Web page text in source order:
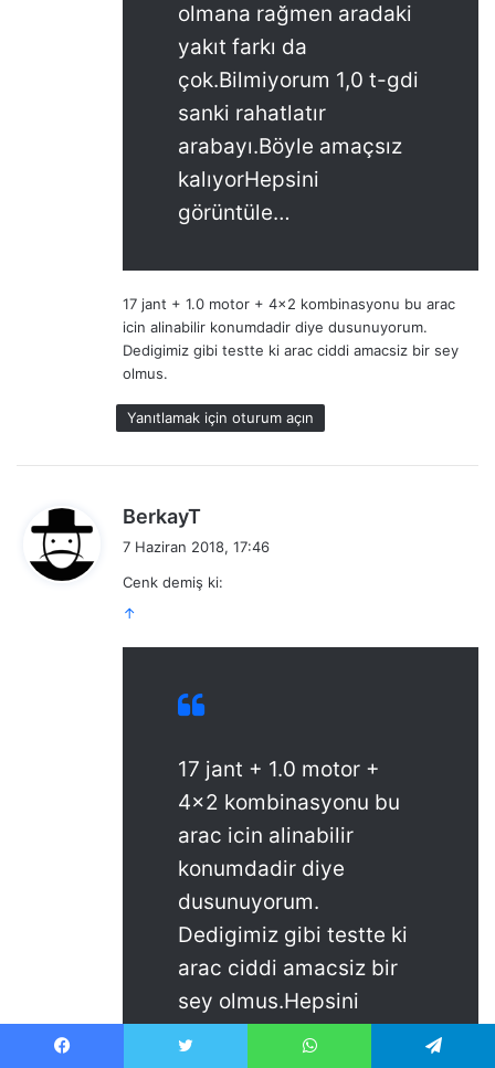
olmana rağmen aradaki
yakıt farkı da
çok.Bilmiyorum 1,0 t-gdi
sanki rahatlatır
arabayı.Böyle amaçsız
kalıyorHepsini
görüntüle…
17 jant + 1.0 motor + 4×2 kombinasyonu bu arac
icin alinabilir konumdadir diye dusunuyorum.
Dedigimiz gibi testte ki arac ciddi amacsiz bir sey
olmus.
Yanıtlamak için oturum açın
BerkayT
i
7 Haziran 2018, 17:46
Cenk demiş ki:
↑
17 jant + 1.0 motor +
4×2 kombinasyonu bu
arac icin alinabilir
konumdadir diye
dusunuyorum.
Dedigimiz gibi testte ki
arac ciddi amacsiz bir
sey olmus.Hepsini
görüntüle…